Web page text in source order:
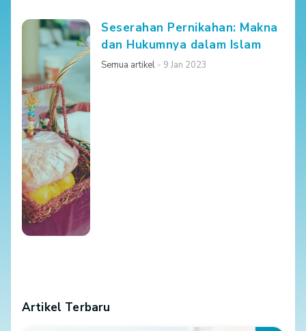
Seserahan Pernikahan: Makna
dan Hukumnya dalam Islam
Semua artikel 9 Jan 2023
Artikel Terbaru